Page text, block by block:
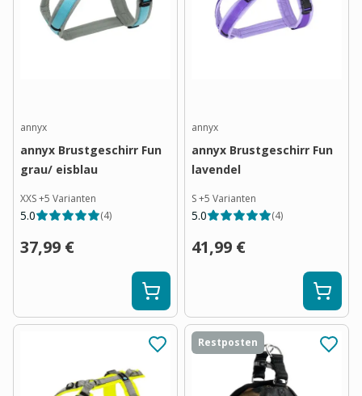
annyx
annyx Brustgeschirr Fun
grau/ eisblau
XXS+5 Varianten
5.0 (4)
37,99 €
annyx
annyx Brustgeschirr Fun
lavendel
S+5 Varianten
5.0 (4)
41,99 €
Restposten